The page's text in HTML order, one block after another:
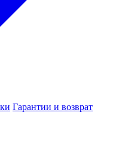
Гарантии и возврат